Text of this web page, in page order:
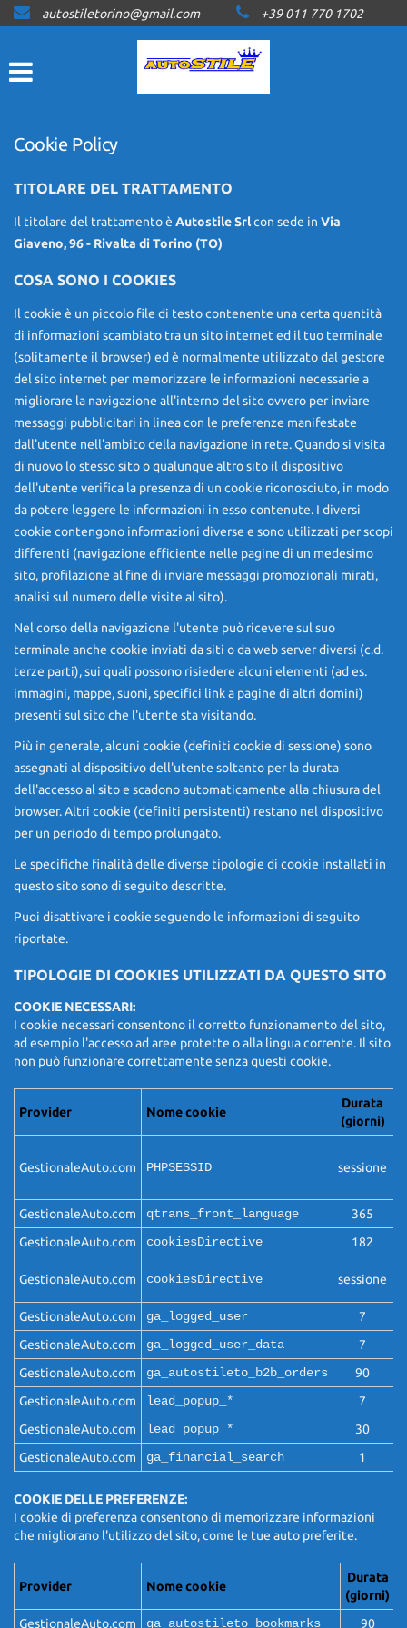
HOME
LISTA VEICOLI
ACQUISTIAMO USATO
ASSISTENZA
CONTATTI
AREA COMMERCIANTI
autostiletorino@gmail.com +39 011 770 1702
Cookie Policy
TITOLARE DEL TRATTAMENTO
Il titolare del trattamento è Autostile Srlcon sede in Via
Giaveno, 96 - Rivalta di Torino (TO)
COSA SONO I COOKIES
Il cookie è un piccolo file di testo contenente una certa quantità
di informazioni scambiato tra un sito internet ed il tuo terminale
(solitamente il browser) ed è normalmente utilizzato dal gestore
del sito internet per memorizzare le informazioni necessarie a
migliorare la navigazione all'interno del sito ovvero per inviare
messaggi pubblicitari in linea con le preferenze manifestate
dall'utente nell'ambito della navigazione in rete. Quando si visita
di nuovo lo stesso sito o qualunque altro sito il dispositivo
dell'utente verifica la presenza di un cookie riconosciuto, in modo
da potere leggere le informazioni in esso contenute. I diversi
cookie contengono informazioni diverse e sono utilizzati per scopi
differenti (navigazione efficiente nelle pagine di un medesimo
sito, profilazione al fine di inviare messaggi promozionali mirati,
analisi sul numero delle visite al sito).
Nel corso della navigazione l'utente può ricevere sul suo
terminale anche cookie inviati da siti o da web server diversi (c.d.
terze parti), sui quali possono risiedere alcuni elementi (ad es.
immagini, mappe, suoni, specifici link a pagine di altri domini)
presenti sul sito che l'utente sta visitando.
Più in generale, alcuni cookie (definiti cookie di sessione) sono
assegnati al dispositivo dell'utente soltanto per la durata
dell'accesso al sito e scadono automaticamente alla chiusura del
browser. Altri cookie (definiti persistenti) restano nel dispositivo
per un periodo di tempo prolungato.
Le specifiche finalità delle diverse tipologie di cookie installati in
questo sito sono di seguito descritte.
Puoi disattivare i cookie seguendo le informazioni di seguito
riportate.
TIPOLOGIE DI COOKIES UTILIZZATI DA QUESTO SITO
COOKIE NECESSARI:
I cookie necessari consentono il corretto funzionamento del sito,
ad esempio l'accesso ad aree protette o alla lingua corrente. Il sito
non può funzionare correttamente senza questi cookie.
Provider Nome cookie
Durata
(giorni)
GestionaleAuto.com PHPSESSID sessione
GestionaleAuto.com
qtrans_front_language 365
GestionaleAuto.com
cookiesDirective 182
GestionaleAuto.com cookiesDirective sessione
GestionaleAuto.com
ga_logged_user 7
GestionaleAuto.com
ga_logged_user_data 7
GestionaleAuto.com
ga_autostileto_b2b_orders 90
GestionaleAuto.com
lead_popup_* 7
GestionaleAuto.com
lead_popup_* 30
GestionaleAuto.com
ga_financial_search 1
COOKIE DELLE PREFERENZE:
I cookie di preferenza consentono di memorizzare informazioni
che migliorano l'utilizzo del sito, come le tue auto preferite.
Provider Nome cookie
Durata
(giorni)
GestionaleAuto.com ga_autostileto_bookmarks 90